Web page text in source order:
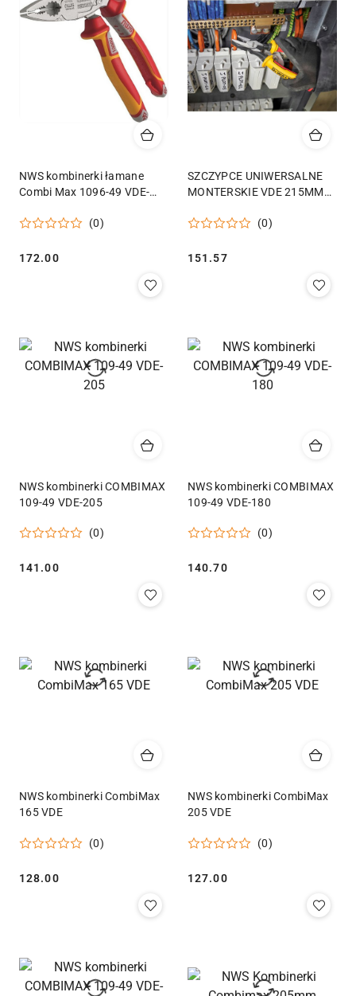
NWS kombinerki łamane
Combi Max 1096-49 VDE-
(0)
Cena:
172.00
SZCZYPCE UNIWERSALNE
MONTERSKIE VDE 215MM
(0)
Cena:
151.57
NWS kombinerki COMBIMAX
109-49 VDE-205
(0)
Cena:
141.00
NWS kombinerki COMBIMAX
109-49 VDE-180
(0)
Cena:
140.70
NWS kombinerki CombiMax
165 VDE
(0)
Cena:
128.00
NWS kombinerki CombiMax
205 VDE
(0)
Cena:
127.00